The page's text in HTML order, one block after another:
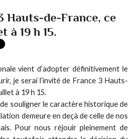
Hauts-de-France, ce
à 19 h 15.
vient d’adopter définitivement le
je serai l’invité de France 3 Hauts-
à 19 h 15.
souligner le caractère historique de
demeure en deçà de celle de nos
Pour nous réjouir pleinement de